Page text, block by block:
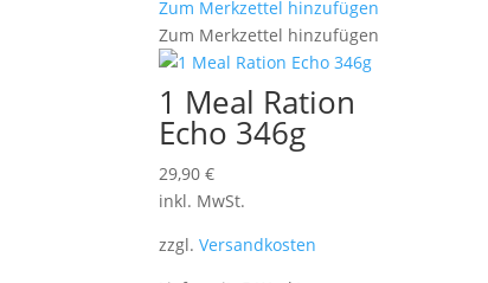
Zum Merkzettel hinzufügen
Zum Merkzettel hinzufügen
1 Meal Ration
Echo 346g
29,90€
inkl. MwSt.
zzgl.Versandkosten